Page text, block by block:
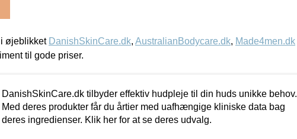
øjeblikket DanishSkinCare.dk, AustralianBodycare.dk, Made4men.dk
til gode priser.
DanishSkinCare.dk tilbyder effektiv hudpleje til din huds unikke behov.
Med deres produkter får du årtier med uafhængige kliniske data bag
deres ingredienser. Klik her for at se deres udvalg.